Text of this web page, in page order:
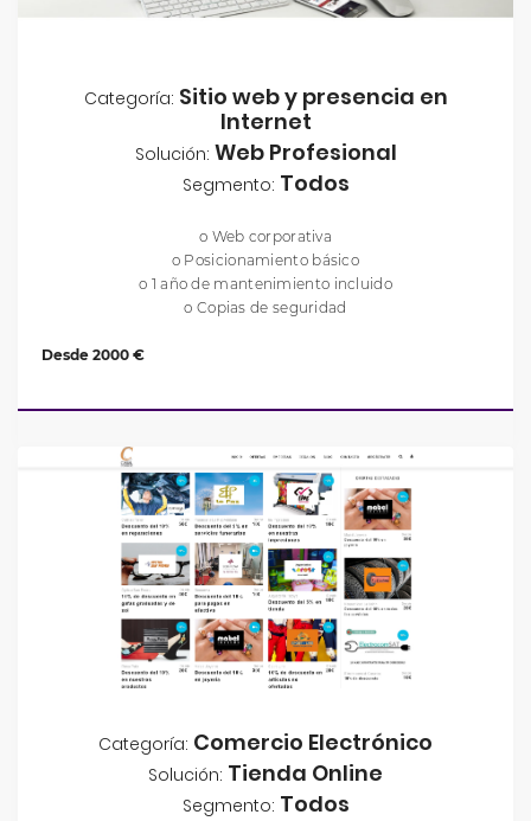
Categoría: Sitio web y presencia en
Internet
Solución: Web Profesional
Segmento: Todos
o Web corporativa
o Posicionamiento básico
o 1 año de mantenimiento incluido
o Copias de seguridad
Desde 2000 €
Categoría: Comercio Electrónico
Solución: Tienda Online
Segmento: Todos